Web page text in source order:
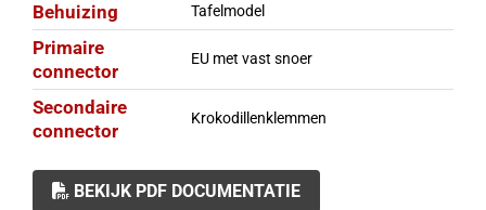
Behuizing Tafelmodel
Primaire
connector
EU met vast snoer
Secondaire
connector
Krokodillenklemmen
BEKIJK PDF DOCUMENTATIE